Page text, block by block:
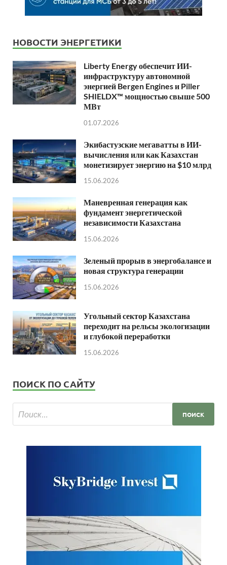
НОВОСТИ ЭНЕРГЕТИКИ
Liberty Energy обеспечит ИИ-
инфраструктуру автономной
энергией Bergen Engines и Piller
SHIELDX™ мощностью свыше 500
МВт
01.07.2026
Экибастузские мегаватты в ИИ-
вычисления или как Казахстан
монетизирует энергию на $10 млрд
15.06.2026
Маневренная генерация как
фундамент энергетической
независимости Казахстана
15.06.2026
Зеленый прорыв в энергобалансе и
новая структура генерации
15.06.2026
Угольный сектор Казахстана
переходит на рельсы экологизации
и глубокой переработки
15.06.2026
ПОИСК ПО САЙТУ